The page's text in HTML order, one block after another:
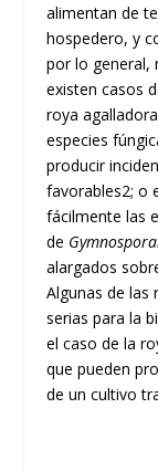
alimentan de
hospedero, y
por lo general,
existen casos
roya
especies
producir
favorables2; o
fácilmente las
de
alargados
Algunas de las
serias para la
el caso de la
que pueden
de un cultivo